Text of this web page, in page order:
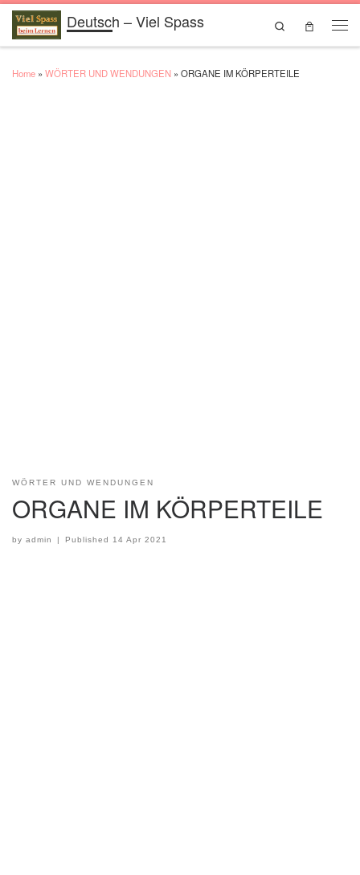
Skip to contentDeutsch – Viel Spass
Search
Home » WÖRTER UND WENDUNGEN » ORGANE IM KÖRPERTEILE
WÖRTER UND WENDUNGEN
ORGANE IM KÖRPERTEILE
by admin Published14 Apr 2021